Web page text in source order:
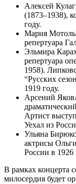
Алексей
(1873–1938),
году.
Мария
репертуара
Эльмира
репертуара
1958).
“Русских
1919 году.
Арсений
Артист
Уехал из
Ульяна
актрисы
России в
В рамках концерта
милосердия будет